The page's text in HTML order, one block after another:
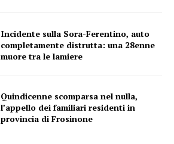
Incidente sulla Sora-Ferentino, auto
completamente distrutta: una 28enne
muore tra le lamiere
Quindicenne scomparsa nel nulla,
l’appello dei familiari residenti in
provincia di Frosinone